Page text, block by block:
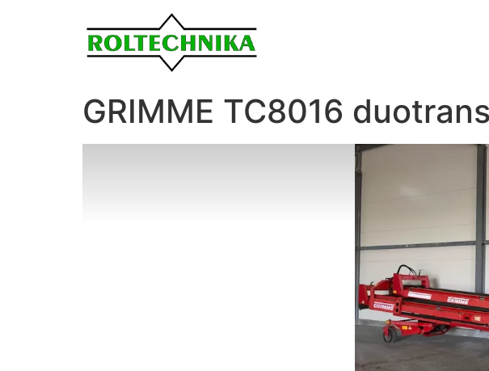
GRIMME TC8016